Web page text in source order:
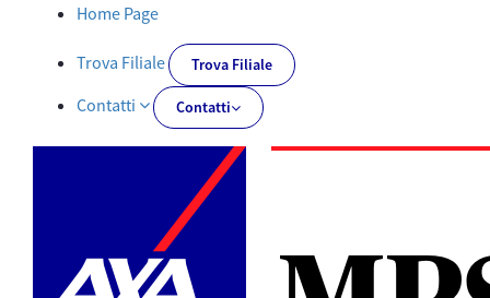
Documenti PRIIPs | AXA MPS Financial - AXA-MPSFINANCIAL.IT
Home Page
Trova Filiale Trova Filiale
Contatti Contatti